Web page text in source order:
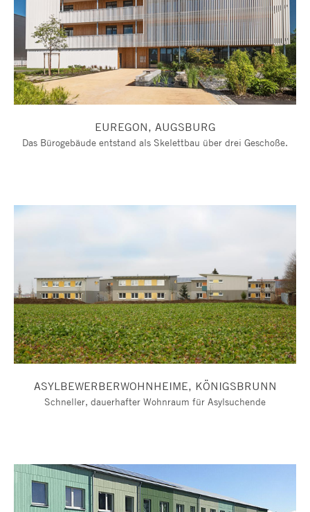
EUREGON, AUGSBURG
Das Bürogebäude entstand als Skelettbau über drei Geschoße.
ASYLBEWERBERWOHNHEIME, KÖNIGSBRUNN
Schneller, dauerhafter Wohnraum für Asylsuchende